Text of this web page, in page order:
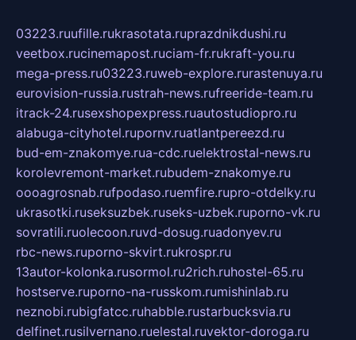
03223.ruufille.rukrasotata.ruprazdnikdushi.ru
veetbox.rucinemapost.ruciam-fr.rukraft-you.ru
mega-press.ru03223.ruweb-explore.rurastenuya.ru
eurovision-russia.rustrah-news.rufreeride-team.ru
itrack-24.rusexshopexpress.ruautostudiopro.ru
alabuga-cityhotel.rupornv.ruatlantpereezd.ru
bud-em-znakomye.rua-cdc.ruelektrostal-news.ru
korolevremont-market.rubudem-znakomye.ru
oooagrosnab.rufpodaso.ruemfire.rupro-otdelky.ru
ukrasotki.ruseksuzbek.ruseks-uzbek.ruporno-vk.ru
sovratili.ruolecoon.ruvd-dosug.ruadonyev.ru
rbc-news.ruporno-skvirt.rukrospr.ru
13autor-kolonka.rusormol.ru2rich.ruhostel-65.ru
hostserve.ruporno-na-russkom.rumishinlab.ru
neznobi.rubigfatcc.ruhabble.rustarbucksvia.ru
delfinet.rusilvernano.ruelestal.ruvektor-doroga.ru